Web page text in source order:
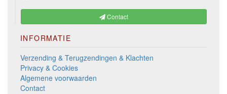
Contact
INFORMATIE
Verzending & Terugzendingen & Klachten
Privacy & Cookies
Algemene voorwaarden
Contact